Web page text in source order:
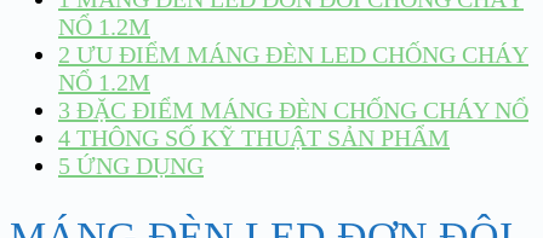
NỔ 1.2M
2 ƯU ĐIỂM MÁNG ĐÈN LED CHỐNG CHÁY
NỔ 1.2M
3 ĐẶC ĐIỂM MÁNG ĐÈN CHỐNG CHÁY NỔ
4 THÔNG SỐ KỸ THUẬT SẢN PHẨM
5 ỨNG DỤNG